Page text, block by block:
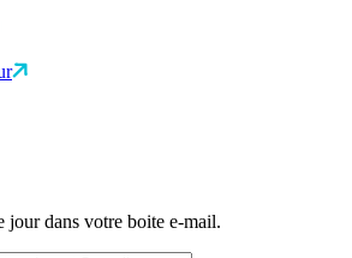
jour dans votre boite e-mail.